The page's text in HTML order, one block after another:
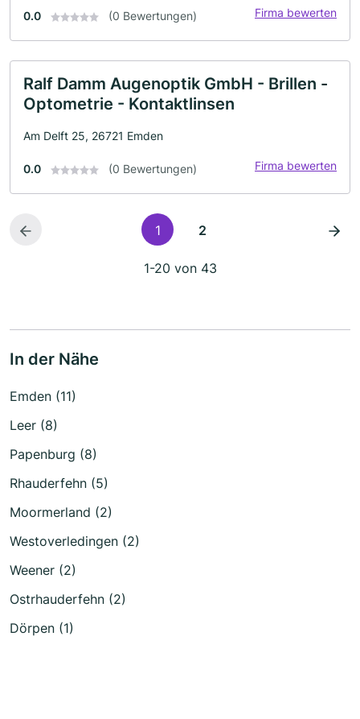
0.0 (0 Bewertungen) Firma bewerten
Ralf Damm Augenoptik GmbH - Brillen -
Optometrie - Kontaktlinsen
Am Delft 25, 26721 Emden
0.0 (0 Bewertungen) Firma bewerten
1 2
1-20 von 43
In der Nähe
Emden (11)
Leer (8)
Papenburg (8)
Rhauderfehn (5)
Moormerland (2)
Westoverledingen (2)
Weener (2)
Ostrhauderfehn (2)
Dörpen (1)